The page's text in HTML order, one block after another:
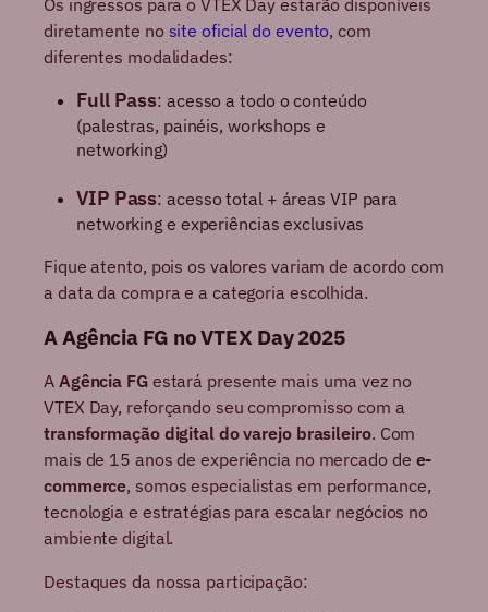
Os ingressos para o VTEX Day estarão disponíveis
diretamente no site oficial do evento, com
diferentes modalidades:
Full Pass: acesso a todo o conteúdo
(palestras, painéis, workshops e
networking)
VIP Pass: acesso total + áreas VIP para
networking e experiências exclusivas
Fique atento, pois os valores variam de acordo com
a data da compra e a categoria escolhida.
A Agência FG no VTEX Day 2025
A Agência FGestará presente mais uma vez no
VTEX Day, reforçando seu compromisso com a
transformação digital do varejo brasileiro. Com
mais de 15 anos de experiência no mercado de e-
commerce, somos especialistas em performance,
tecnologia e estratégias para escalar negócios no
ambiente digital.
Destaques da nossa participação: